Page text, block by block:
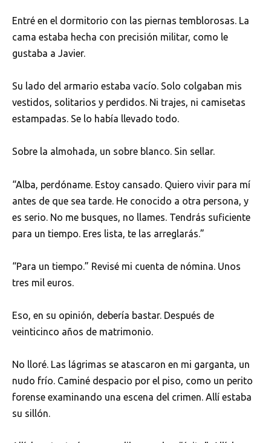
Entré en el dormitorio con las piernas temblorosas. La
cama estaba hecha con precisión militar, como le
gustaba a Javier.
Su lado del armario estaba vacío. Solo colgaban mis
vestidos, solitarios y perdidos. Ni trajes, ni camisetas
estampadas. Se lo había llevado todo.
Sobre la almohada, un sobre blanco. Sin sellar.
“Alba, perdóname. Estoy cansado. Quiero vivir para mí
antes de que sea tarde. He conocido a otra persona, y
es serio. No me busques, no llames. Tendrás suficiente
para un tiempo. Eres lista, te las arreglarás.”
“Para un tiempo.” Revisé mi cuenta de nómina. Unos
tres mil euros.
Eso, en su opinión, debería bastar. Después de
veinticinco años de matrimonio.
No lloré. Las lágrimas se atascaron en mi garganta, un
nudo frío. Caminé despacio por el piso, como un perito
forense examinando una escena del crimen. Allí estaba
su sillón.